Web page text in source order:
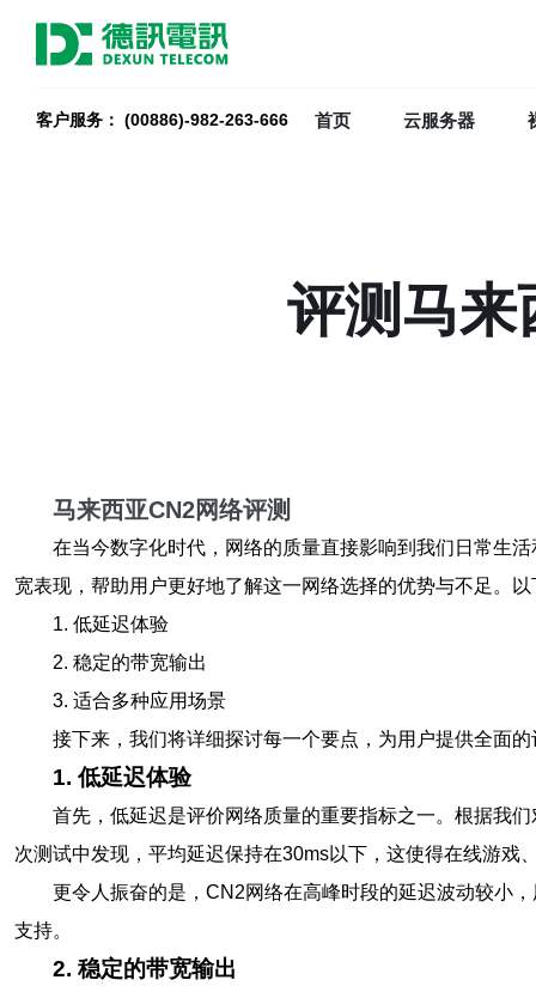
客户服务： (00886)-982-263-666 首页 云服务器
评测马来
马来西亚CN2网络评测
在当今数字化时代，网络的质量直接影响到我们日常生
宽表现，帮助用户更好地了解这一网络选择的优势与不足。
1. 低延迟体验
2. 稳定的带宽输出
3. 适合多种应用场景
接下来，我们将详细探讨每一个要点，为用户提供全面
1. 低延迟体验
首先，低延迟是评价网络质量的重要指标之一。根据我
次测试中发现，平均延迟保持在30ms以下，这使得在线游戏
更令人振奋的是，CN2网络在高峰时段的延迟波动较小
支持。
2. 稳定的带宽输出